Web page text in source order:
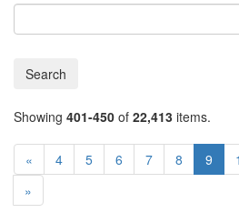
Search
Showing 401-450 of 22,413 items.
« 4 5 6 7 8 9
»